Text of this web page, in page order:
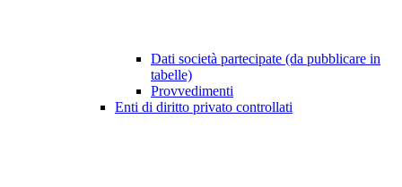
Dati società partecipate (da pubblicare in
tabelle)
Provvedimenti
Enti di diritto privato controllati